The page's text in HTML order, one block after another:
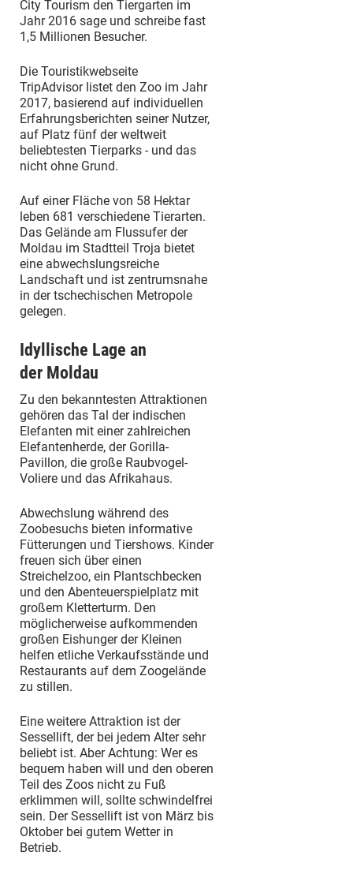
City Tourism den Tiergarten im
Jahr 2016 sage und schreibe fast
1,5 Millionen Besucher.
Die Touristikwebseite
TripAdvisor listet den Zoo im Jahr
2017, basierend auf individuellen
Erfahrungsberichten seiner Nutzer,
auf Platz fünf der weltweit
beliebtesten Tierparks - und das
nicht ohne Grund.
Auf einer Fläche von 58 Hektar
leben 681 verschiedene Tierarten.
Das Gelände am Flussufer der
Moldau im Stadtteil Troja bietet
eine abwechslungsreiche
Landschaft und ist zentrumsnahe
in der tschechischen Metropole
gelegen.
Idyllische Lage an
der Moldau
Zu den bekanntesten Attraktionen
gehören das Tal der indischen
Elefanten mit einer zahlreichen
Elefantenherde, der Gorilla-
Pavillon, die große Raubvogel-
Voliere und das Afrikahaus.
Abwechslung während des
Zoobesuchs bieten informative
Fütterungen und Tiershows. Kinder
freuen sich über einen
Streichelzoo, ein Plantschbecken
und den Abenteuerspielplatz mit
großem Kletterturm. Den
möglicherweise aufkommenden
großen Eishunger der Kleinen
helfen etliche Verkaufsstände und
Restaurants auf dem Zoogelände
zu stillen.
Eine weitere Attraktion ist der
Sessellift, der bei jedem Alter sehr
beliebt ist. Aber Achtung: Wer es
bequem haben will und den oberen
Teil des Zoos nicht zu Fuß
erklimmen will, sollte schwindelfrei
sein. Der Sessellift ist von März bis
Oktober bei gutem Wetter in
Betrieb.